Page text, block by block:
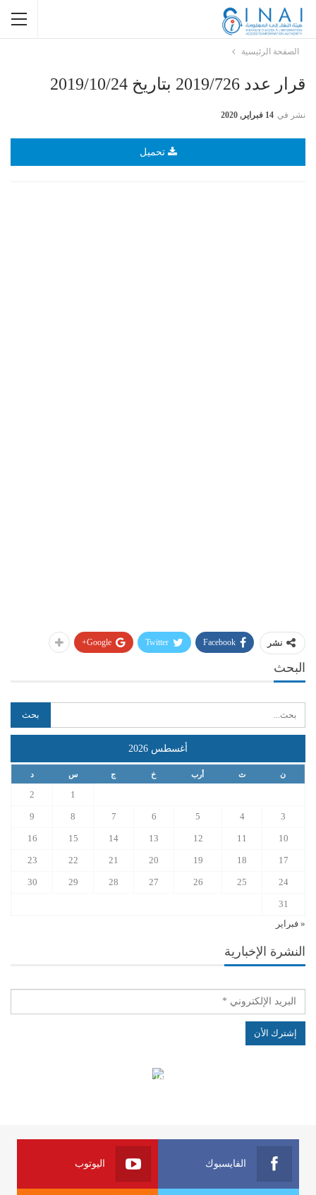
الصفحة الرئيسية
قرار عدد 2019/726 بتاريخ 2019/10/24
نشر في 14 فبراير, 2020
تحميل
نشر Facebook
Twitter
Google+
البحث
أغسطس 2026
ن ث أرب خ ج س د
1
2
3
4
5
6
7
8
9
10
11
12
13
14
15
16
17
18
19
20
21
22
23
24
25
26
27
28
29
30
31
« فبراير
النشرة الإخبارية
الهياكل الخاضعة لقانون النفاذ إلى المعلومة
الفايسبوك اليوتوب